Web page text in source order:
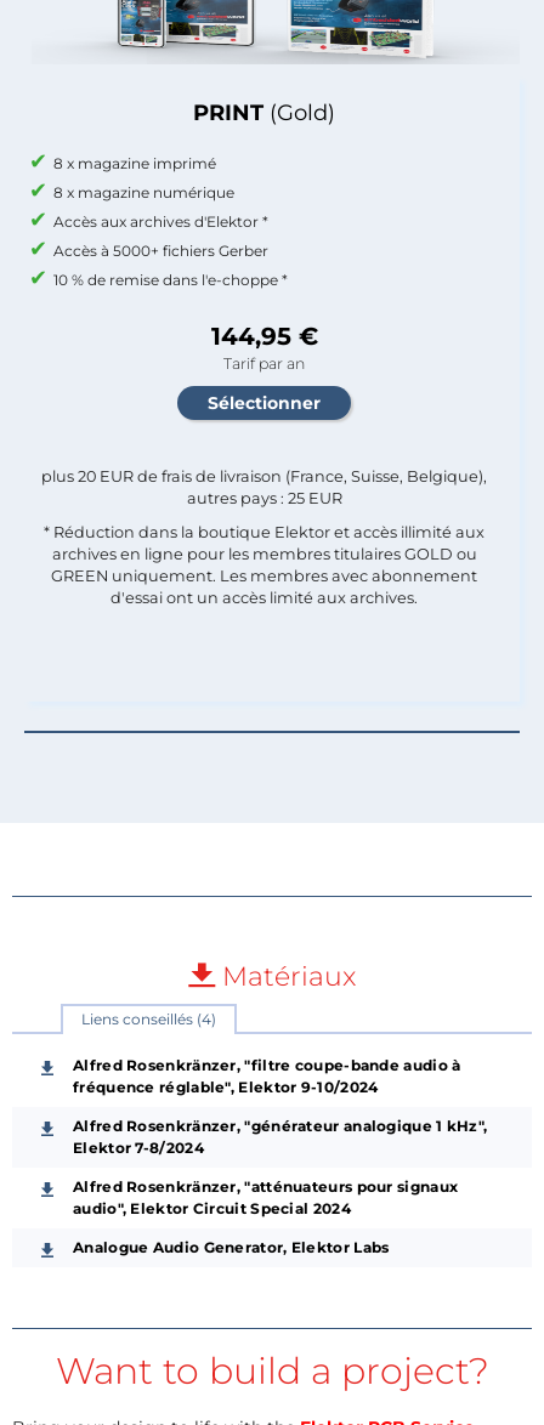
PRINT (Gold)
8 x magazine imprimé
8 x magazine numérique
Accès aux archives d'Elektor *
Accès à 5000+ fichiers Gerber
10 % de remise dans l'e-choppe *
144,95 €
Tarif par an
plus 20 EUR de frais de livraison (France, Suisse, Belgique),
autres pays : 25 EUR
* Réduction dans la boutique Elektor et accès illimité aux
archives en ligne pour les membres titulaires GOLD ou
GREEN uniquement. Les membres avec abonnement
d'essai ont un accès limité aux archives.
Matériaux
Liens conseillés (4)
Alfred Rosenkränzer, "filtre coupe-bande audio à
fréquence réglable", Elektor 9-10/2024
Alfred Rosenkränzer, "générateur analogique 1 kHz",
Elektor 7-8/2024
Alfred Rosenkränzer, "atténuateurs pour signaux
audio", Elektor Circuit Special 2024
Analogue Audio Generator, Elektor Labs
Want to build a project?